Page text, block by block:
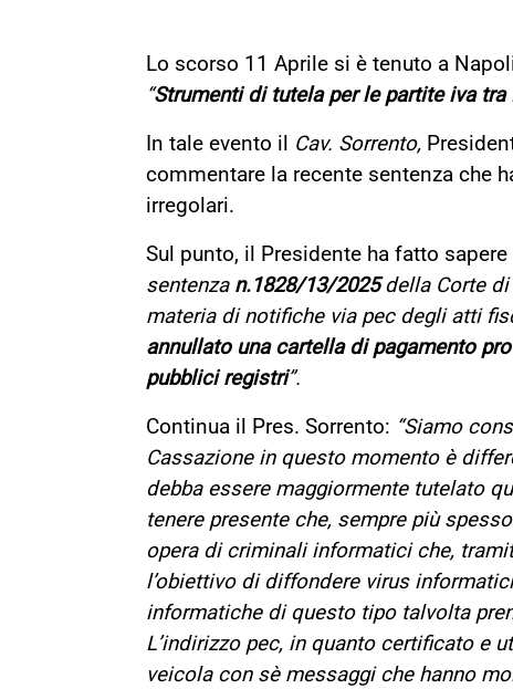
Lo scorso 11 Aprile si è tenuto a
“Strumenti di tutela per le partite iva tra
In tale evento il Cav. Sorrento,
commentare la recente sentenza che
irregolari.
Sul punto, il Presidente ha fatto sapere
sentenza n.1828/13/2025della Corte di
materia di notifiche via pec degli atti
annullato una cartella di pagamento
pubblici registri”.
Continua il Pres. Sorrento: “Siamo
Cassazione in questo momento è
debba essere maggiormente tutelato
tenere presente che, sempre più
opera di criminali informatici che,
l’obiettivo di diffondere virus
informatiche di questo tipo talvolta
L’indirizzo pec, in quanto certificato e
veicola con sè messaggi che hanno